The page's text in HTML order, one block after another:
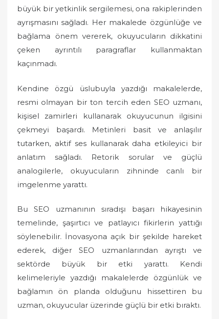
büyük bir yetkinlik sergilemesi, ona rakiplerinden
ayrışmasını sağladı. Her makalede özgünlüğe ve
bağlama önem vererek, okuyucuların dikkatini
çeken ayrıntılı paragraflar kullanmaktan
kaçınmadı.
Kendine özgü üslubuyla yazdığı makalelerde,
resmi olmayan bir ton tercih eden SEO uzmanı,
kişisel zamirleri kullanarak okuyucunun ilgisini
çekmeyi başardı. Metinleri basit ve anlaşılır
tutarken, aktif ses kullanarak daha etkileyici bir
anlatım sağladı. Retorik sorular ve güçlü
analogilerle, okuyucuların zihninde canlı bir
imgelenme yarattı.
Bu SEO uzmanının sıradışı başarı hikayesinin
temelinde, şaşırtıcı ve patlayıcı fikirlerin yattığı
söylenebilir. İnovasyona açık bir şekilde hareket
ederek, diğer SEO uzmanlarından ayrıştı ve
sektörde büyük bir etki yarattı. Kendi
kelimeleriyle yazdığı makalelerde özgünlük ve
bağlamın ön planda olduğunu hissettiren bu
uzman, okuyucular üzerinde güçlü bir etki bıraktı.